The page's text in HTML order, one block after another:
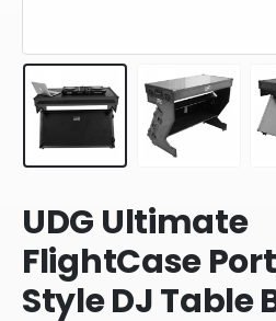
UDG Ultimate
FlightCase
Style DJ Table